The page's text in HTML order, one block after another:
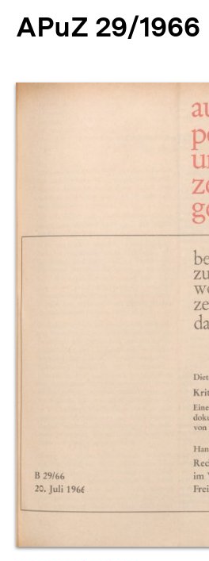
APuZ 29/1966
Produktvorschau